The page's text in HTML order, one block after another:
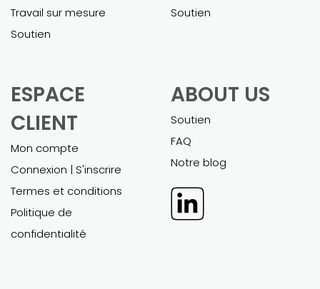
Travail sur mesure
Soutien
Soutien
ESPACE
CLIENT
Mon compte
Connexion | S'inscrire
Termes et conditions
Politique de
confidentialité
ABOUT US
Soutien
FAQ
Notre blog